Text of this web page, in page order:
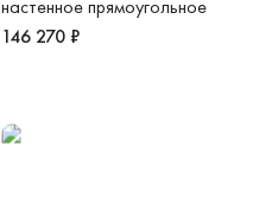
настенное прямоугольное
146 270 ₽